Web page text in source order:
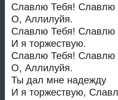
Славлю Тебя! Славлю
О, Аллилуйя.
Славлю Тебя! Славлю
И я торжествую.
Славлю Тебя! Славлю
О, Аллилуйя.
Ты дал мне надежду
И я торжествую,